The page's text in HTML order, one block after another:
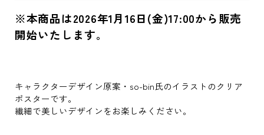
※本商品は2026年1月16日(金)17:00から販売
開始いたします。
キャラクターデザイン原案・so-bin氏のイラストのクリア
ポスターです。
繊細で美しいデザインをお楽しみください。